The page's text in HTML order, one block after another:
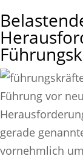
gerade
vornehmlich